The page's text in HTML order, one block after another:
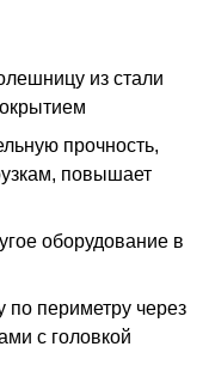
из стали
прочность,
повышает
оборудование в
по периметру через
с головкой